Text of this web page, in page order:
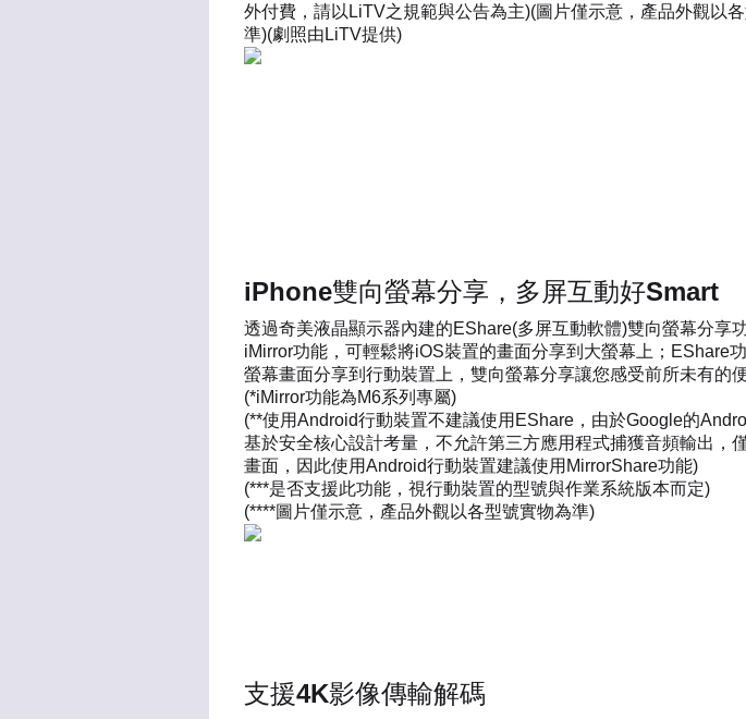
外付費，請以LiTV之規範與公告為主)(圖片僅示意，產品外觀以
準)(劇照由LiTV提供)
iPhone雙向螢幕分享，多屏互動好Smart
透過奇美液晶顯示器內建的EShare(多屏互動軟體)雙向螢幕分享
iMirror功能，可輕鬆將iOS裝置的畫面分享到大螢幕上；EShare
螢幕畫面分享到行動裝置上，雙向螢幕分享讓您感受前所未有的便
(*iMirror功能為M6系列專屬)
(**使用Android行動裝置不建議使用EShare，由於Google的
基於安全核心設計考量，不允許第三方應用程式捕獲音頻輸出，
畫面，因此使用Android行動裝置建議使用MirrorShare功能)
(***是否支援此功能，視行動裝置的型號與作業系統版本而定)
(****圖片僅示意，產品外觀以各型號實物為準)
支援4K影像傳輸解碼